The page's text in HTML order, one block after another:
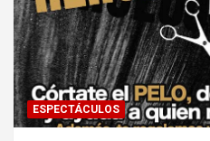
ESPECTÁCULOS